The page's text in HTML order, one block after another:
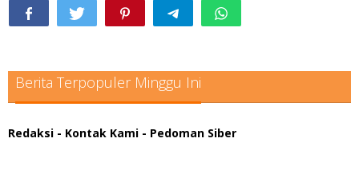
Berita Terpopuler Minggu Ini
Redaksi - Kontak Kami - Pedoman Siber